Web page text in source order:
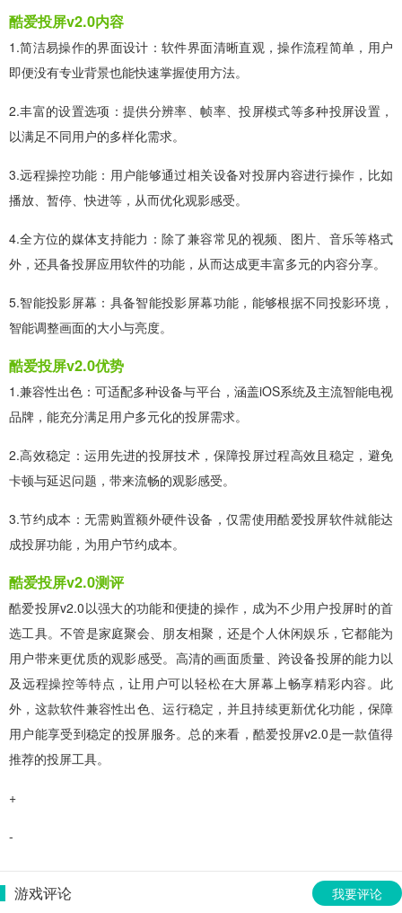
酷爱投屏v2.0内容
1.简洁易操作的界面设计：软件界面清晰直观，操作流程简单，用户
即便没有专业背景也能快速掌握使用方法。
2.丰富的设置选项：提供分辨率、帧率、投屏模式等多种投屏设置，
以满足不同用户的多样化需求。
3.远程操控功能：用户能够通过相关设备对投屏内容进行操作，比如
播放、暂停、快进等，从而优化观影感受。
4.全方位的媒体支持能力：除了兼容常见的视频、图片、音乐等格式
外，还具备投屏应用软件的功能，从而达成更丰富多元的内容分享。
5.智能投影屏幕：具备智能投影屏幕功能，能够根据不同投影环境，
智能调整画面的大小与亮度。
酷爱投屏v2.0优势
1.兼容性出色：可适配多种设备与平台，涵盖iOS系统及主流智能电视
品牌，能充分满足用户多元化的投屏需求。
2.高效稳定：运用先进的投屏技术，保障投屏过程高效且稳定，避免
卡顿与延迟问题，带来流畅的观影感受。
3.节约成本：无需购置额外硬件设备，仅需使用酷爱投屏软件就能达
成投屏功能，为用户节约成本。
酷爱投屏v2.0测评
酷爱投屏v2.0以强大的功能和便捷的操作，成为不少用户投屏时的首
选工具。不管是家庭聚会、朋友相聚，还是个人休闲娱乐，它都能为
用户带来更优质的观影感受。高清的画面质量、跨设备投屏的能力以
及远程操控等特点，让用户可以轻松在大屏幕上畅享精彩内容。此
外，这款软件兼容性出色、运行稳定，并且持续更新优化功能，保障
用户能享受到稳定的投屏服务。总的来看，酷爱投屏v2.0是一款值得
推荐的投屏工具。
+
-
游戏评论 我要评论